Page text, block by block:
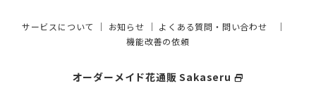
サービスについて ｜ お知らせ ｜ よくある質問・問い合わせ ｜
機能改善の依頼
オーダーメイド花通販 Sakaseru select_window